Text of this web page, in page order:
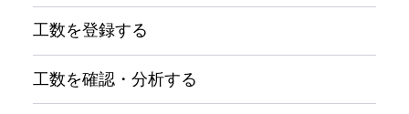
お役立ち資料
工数を登録する
工数を確認・分析する